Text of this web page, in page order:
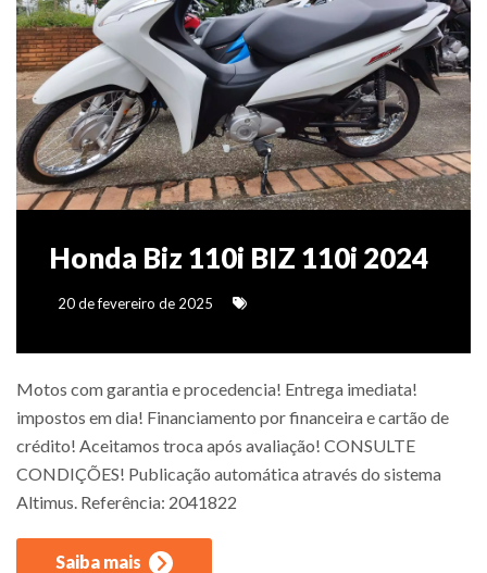
Honda Biz 110i BIZ 110i 2024
20 de fevereiro de 2025
Motos com garantia e procedencia! Entrega imediata!
impostos em dia! Financiamento por financeira e cartão de
crédito! Aceitamos troca após avaliação! CONSULTE
CONDIÇÕES! Publicação automática através do sistema
Altimus. Referência: 2041822
Saiba mais